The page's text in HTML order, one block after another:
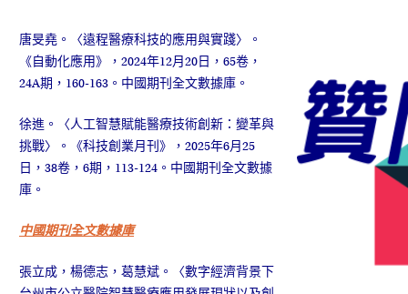
唐旻堯。〈遠程醫療科技的應用與實踐〉。
《自動化應用》，2024年12月20日，65卷，
24A期，160-163。中國期刊全文數據庫。
徐進。〈人工智慧賦能醫療技術創新：變革與
挑戰〉。《科技創業月刊》，2025年6月25
日，38卷，6期，113-124。中國期刊全文數據
庫。
中國期刊全文數據庫
張立成，楊德志，葛慧斌。〈數字經濟背景下